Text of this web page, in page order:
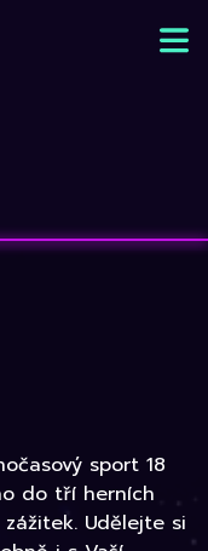
sport 18
do tří herních
Udělejte si